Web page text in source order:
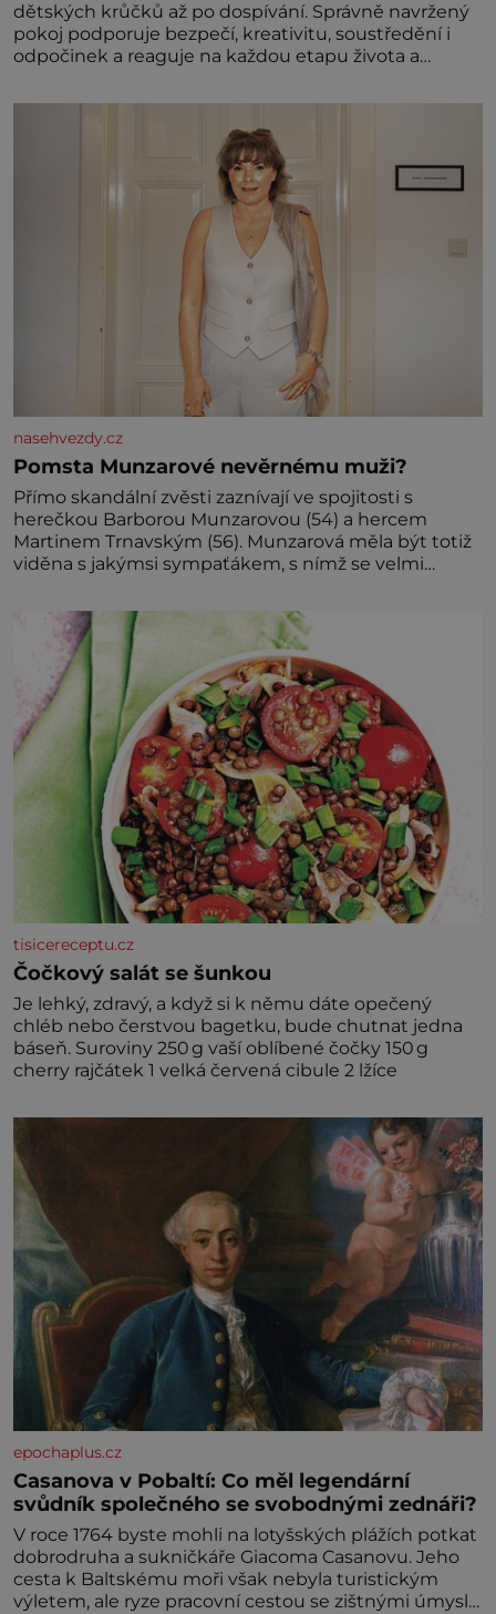
dětských krůčků až po dospívání. Správně navržený
pokoj podporuje bezpečí, kreativitu, soustředění i
odpočinek a reaguje na každou etapu života a
jednoduchost, měkkost a bezpečí, proto by pokoj
nasehvezdy.cz
Pomsta Munzarové nevěrnému muži?
Přímo skandální zvěsti zaznívají ve spojitosti s
herečkou Barborou Munzarovou (54) a hercem
Martinem Trnavským (56). Munzarová měla být totiž
viděna s jakýmsi sympaťákem, s nímž se velmi
tisicereceptu.cz
Čočkový salát se šunkou
Je lehký, zdravý, a když si k němu dáte opečený
chléb nebo čerstvou bagetku, bude chutnat jedna
báseň. Suroviny 250 g vaší oblíbené čočky 150 g
cherry rajčátek 1 velká červená cibule 2 lžíce
epochaplus.cz
Casanova v Pobaltí: Co měl legendární
svůdník společného se svobodnými zednáři?
V roce 1764 byste mohli na lotyšských plážích potkat
dobrodruha a sukničkáře Giacoma Casanovu. Jeho
cesta k Baltskému moři však nebyla turistickým
výletem, ale ryze pracovní cestou se zištnými úmysly.